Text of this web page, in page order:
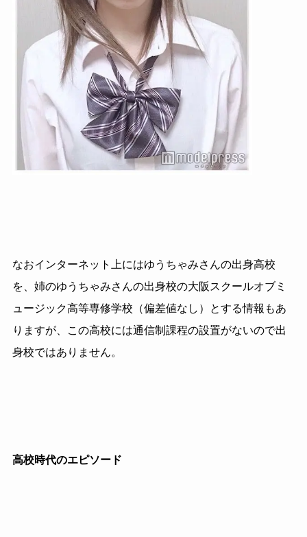
なおインターネット上にはゆうちゃみさんの出身高校
を、姉のゆうちゃみさんの出身校の大阪スクールオブミ
ュージック高等専修学校（偏差値なし）とする情報もあ
りますが、この高校には通信制課程の設置がないので出
身校ではありません。
高校時代のエピソード